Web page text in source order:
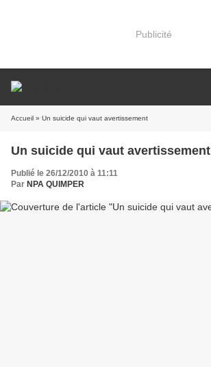
Publicité
Accueil » Un suicide qui vaut avertissement
Un suicide qui vaut avertissement
Publié le 26/12/2010 à 11:11
Par NPA QUIMPER